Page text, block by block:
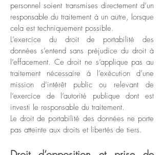
personnel soient transmises directement d’un
responsable du traitement à un autre, lorsque
cela est techniquement possible.
L’exercice du droit de portabilité des
données s’entend sans préjudice du droit à
l’effacement. Ce droit ne s’applique pas au
traitement nécessaire à l’exécution d’une
mission d’intérêt public ou relevant de
l’exercice de l’autorité publique dont est
investi le responsable du traitement.
Le droit de portabilité des données ne porte
pas atteinte aux droits et libertés de tiers.